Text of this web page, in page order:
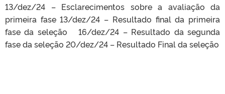
13/dez/24 – Esclarecimentos sobre a avaliação da
primeira fase 13/dez/24 – Resultado final da primeira
fase da seleção 16/dez/24 – Resultado da segunda
fase da seleção 20/dez/24 – Resultado Final da seleção